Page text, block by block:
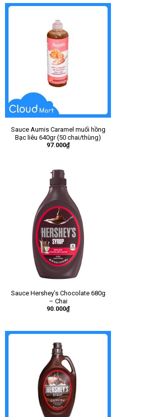
Sauce Aumis Caramel muối hồng
Bạc liêu 640gr (50 chai/thùng)
97.000₫
Sauce Hershey’s Chocolate 680g
– Chai
90.000₫